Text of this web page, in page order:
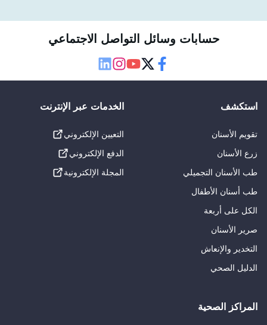
حسابات وسائل التواصل الاجتماعي
استكشف
تقويم الأسنان
زرع الأسنان
طب الأسنان التجميلي
طب أسنان الأطفال
الكل على أربعة
صرير الأسنان
التخدير والإنعاش
الدليل الصحي
الخدمات عبر الإنترنت
التعيين الإلكتروني
الدفع الإلكتروني
المجلة الإلكترونية
المراكز الصحية